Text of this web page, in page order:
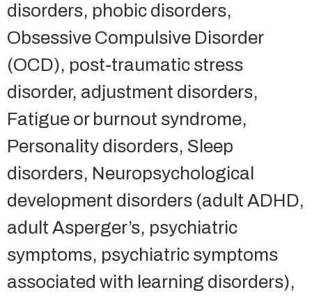
disorders, phobic disorders,
Obsessive Compulsive Disorder
(OCD), post-traumatic stress
disorder, adjustment disorders,
Fatigue or burnout syndrome,
Personality disorders, Sleep
disorders, Neuropsychological
development disorders (adult ADHD,
adult Asperger’s, psychiatric
symptoms, psychiatric symptoms
associated with learning disorders),